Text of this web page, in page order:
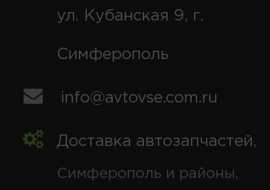
ул. Кубанская 9, г.
Симферополь
info@avtovse.com.ru
Доставка автозапчастей,
Симферополь и районы,